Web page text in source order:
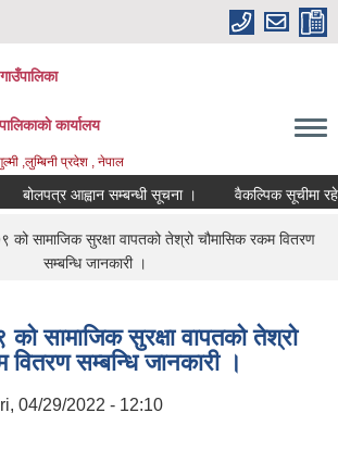
कार्यालय
,लुम्बिनी प्रदेश , नेपाल
बोलपत्र आह्वान सम्बन्धी सूचना । वैकल्पिक सूचीमा रहेका
सामाजिक सुरक्षा वापतको तेश्रो चौमासिक रकम वितरण
सम्बन्धि जानकारी ।
सामाजिक सुरक्षा वापतको तेश्रो
सम्बन्धि जानकारी ।
04/29/2022 - 12:10